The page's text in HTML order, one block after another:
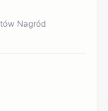
Nagród